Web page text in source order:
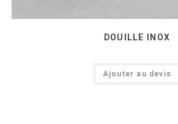
DOUILLE INOX
Ajouter au devis